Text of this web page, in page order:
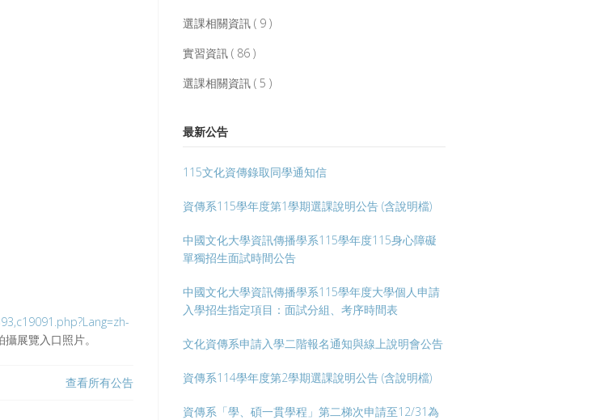
展覽入口照片。
查看所有公告
選課相關資訊 ( 9 )
實習資訊 ( 86 )
選課相關資訊 ( 5 )
最新公告
115文化資傳錄取同學通知信
資傳系115學年度第1學期選課說明公告 (含說明檔)
中國文化大學資訊傳播學系115學年度115身心障礙
單獨招生面試時間公告
中國文化大學資訊傳播學系115學年度大學個人申請
入學招生指定項目：面試分組、考序時間表
文化資傳系申請入學二階報名通知與線上說明會公告
資傳系114學年度第2學期選課說明公告 (含說明檔)
資傳系「學、碩一貫學程」第二梯次申請至12/31為